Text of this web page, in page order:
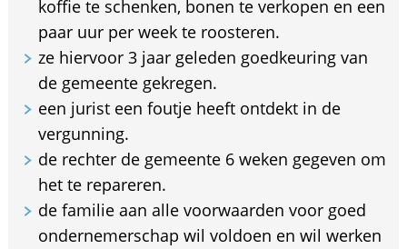
koffie te schenken, bonen te verkopen en een
paar uur per week te roosteren.
ze hiervoor 3 jaar geleden goedkeuring van
de gemeente gekregen.
een jurist een foutje heeft ontdekt in de
vergunning.
de rechter de gemeente 6 weken gegeven om
het te repareren.
de familie aan alle voorwaarden voor goed
ondernemerschap wil voldoen en wil werken